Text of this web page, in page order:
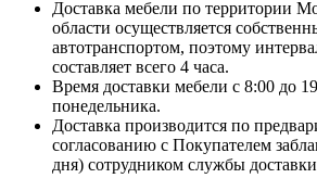
Доставка мебели по территории
области осуществляется
автотранспортом, поэтому
составляет всего 4 часа.
Время доставки мебели с 8:00 до
понедельника.
Доставка производится по
согласованию с Покупателем
дня) сотрудником службы